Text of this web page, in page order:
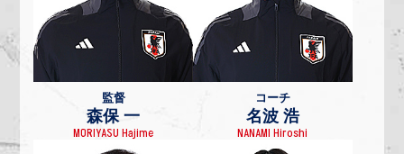
監督
森保 一
MORIYASU Hajime
コーチ
名波 浩
NANAMI Hiroshi